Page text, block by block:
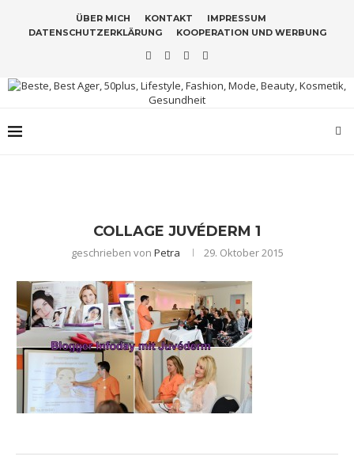
ÜBER MICH KONTAKT
IMPRESSUM
DATENSCHUTZERKLÄRUNG
KOOPERATION UND WERBUNG
COLLAGE JUVÉDERM 1
geschrieben von Petra 29. Oktober 2015